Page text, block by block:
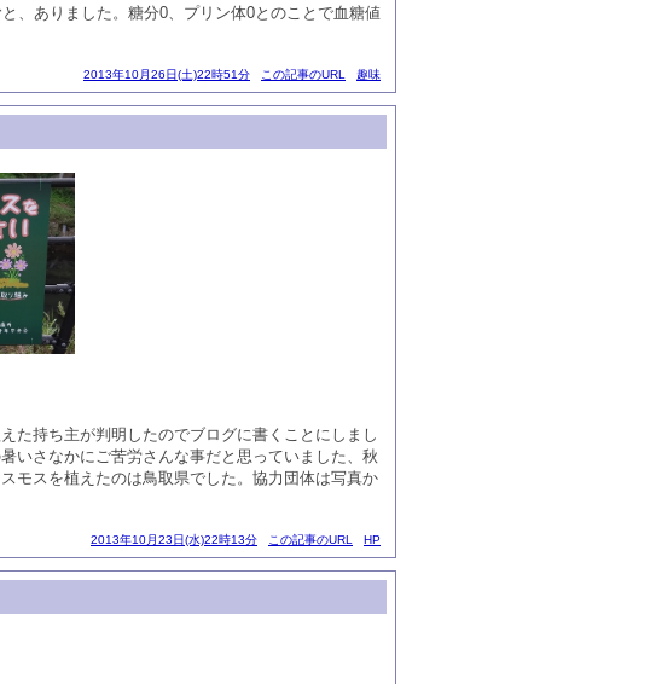
、ありました。糖分0、プリン体0とのことで血糖値
2013年10月26日(土)22時51分 この記事のURL 趣味
た持ち主が判明したのでブログに書くことにしまし
いさなかにご苦労さんな事だと思っていました、秋
モスを植えたのは鳥取県でした。協力団体は写真か
2013年10月23日(水)22時13分 この記事のURL HP